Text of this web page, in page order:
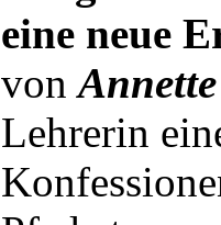
eine neue
von
Lehrerin